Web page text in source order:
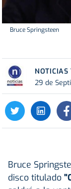
Bruce Springsteen
29 de
Bruce
disco titulado